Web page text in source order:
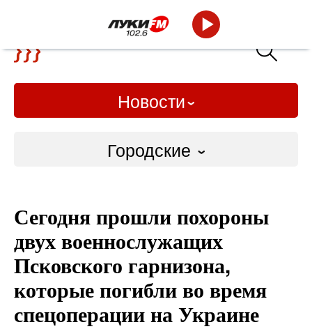
Новости
Городские
Слово Дело
Народные
ВТРК
Сегодня прошли похороны
двух военнослужащих
Псковского гарнизона,
которые погибли во время
спецоперации на Украине